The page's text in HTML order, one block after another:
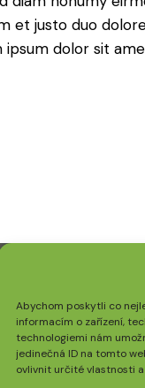
Abychom poskytli co
informacím o zařízení,
technologiemi nám
jedinečná ID na tomto
ovlivnit určité vlastnosti
et justo duo
dolor sit